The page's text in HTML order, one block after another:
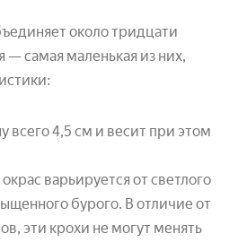
около тридцати
— самая маленькая из них,
всего 4,5 см и весит при этом
варьируется от светлого
бурого. В отличие от
эти крохи не могут менять